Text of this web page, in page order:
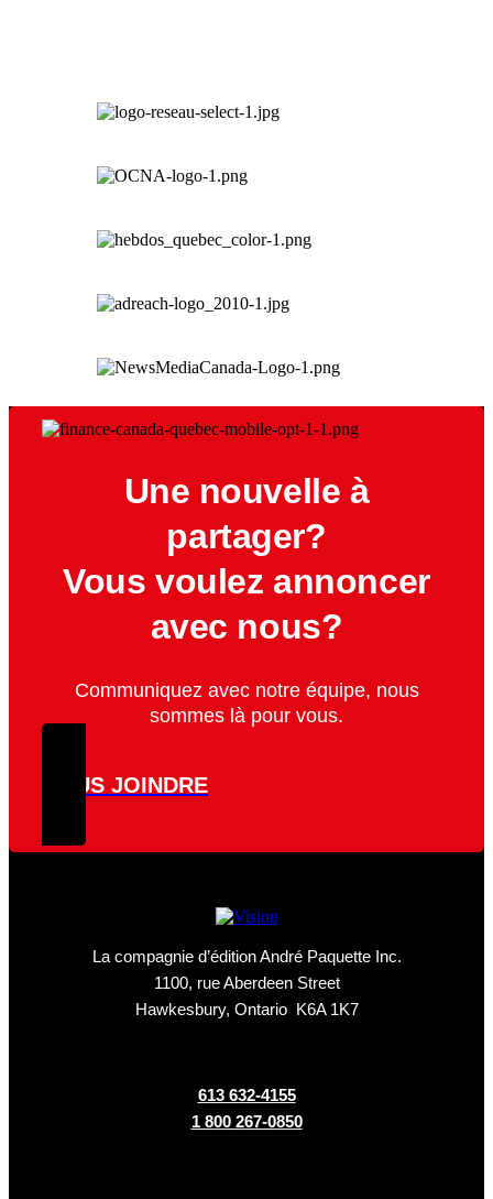
Une nouvelle à
partager?
Vous voulez annoncer
avec nous?
Communiquez avec notre équipe, nous
sommes là pour vous.
NOUS JOINDRE
La compagnie d’édition André Paquette Inc.
1100, rue Aberdeen Street
Hawkesbury, Ontario K6A 1K7
613 632-4155
1 800 267-0850